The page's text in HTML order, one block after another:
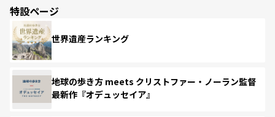
特設ページ
世界遺産ランキング
地球の歩き方 meets クリストファー・ノーラン監督
最新作『オデュッセイア』